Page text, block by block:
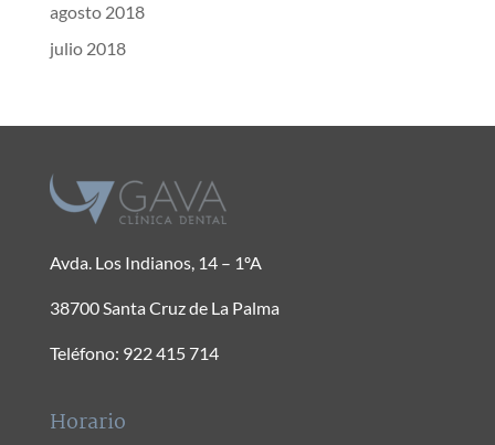
agosto 2018
julio 2018
Avda. Los Indianos, 14 – 1ºA
38700 Santa Cruz de La Palma
Teléfono: 922 415 714
Horario